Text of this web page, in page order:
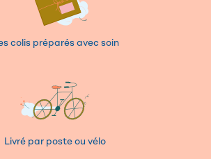
colis préparés avec soin
Livré par poste ou vélo